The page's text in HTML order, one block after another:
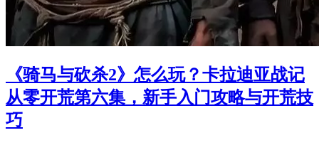
《骑马与砍杀2》怎么玩？卡拉迪亚战记
从零开荒第六集，新手入门攻略与开荒技
巧